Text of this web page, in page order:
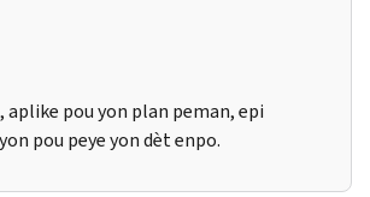
aplike pou yon plan peman, epi
pou peye yon dèt enpo.